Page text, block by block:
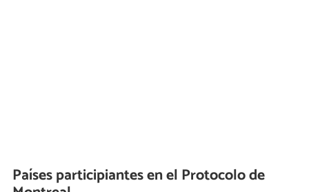
Países participiantes en el Protocolo de